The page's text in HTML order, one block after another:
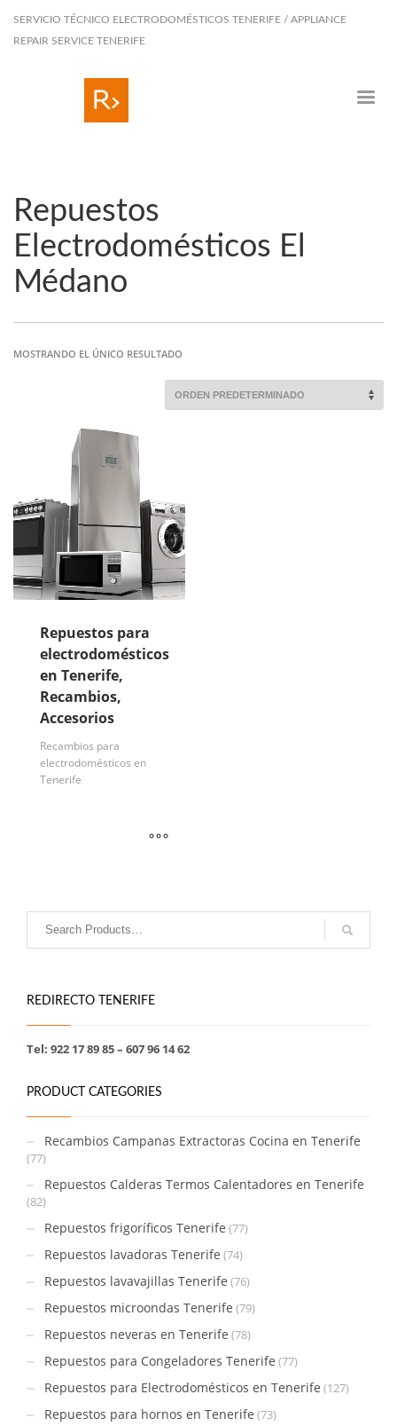
SERVICIO TÉCNICO ELECTRODOMÉSTICOS TENERIFE / APPLIANCE
REPAIR SERVICE TENERIFE
Repuestos
Electrodomésticos El
Médano
MOSTRANDO EL ÚNICO RESULTADO
Repuestos para
electrodomésticos
en Tenerife,
Recambios,
Accesorios
Recambios para
electrodomésticos en
Tenerife
REDIRECTO TENERIFE
Tel: 922 17 89 85 – 607 96 14 62
PRODUCT CATEGORIES
Recambios Campanas Extractoras Cocina en Tenerife
(77)
Repuestos Calderas Termos Calentadores en Tenerife
(82)
Repuestos frigoríficos Tenerife (77)
Repuestos lavadoras Tenerife (74)
Repuestos lavavajillas Tenerife (76)
Repuestos microondas Tenerife (79)
Repuestos neveras en Tenerife (78)
Repuestos para Congeladores Tenerife (77)
Repuestos para Electrodomésticos en Tenerife (127)
Repuestos para hornos en Tenerife (73)